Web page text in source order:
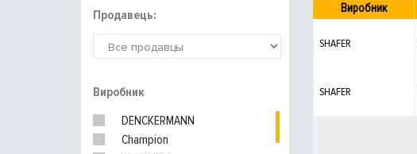
Продавець:
Виробник
DENCKERMANN
Champion
Виробник
SHAFER
SHAFER